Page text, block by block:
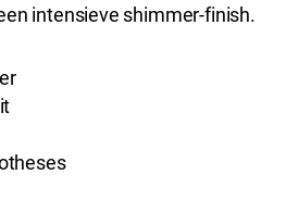
intensieve shimmer-finish.